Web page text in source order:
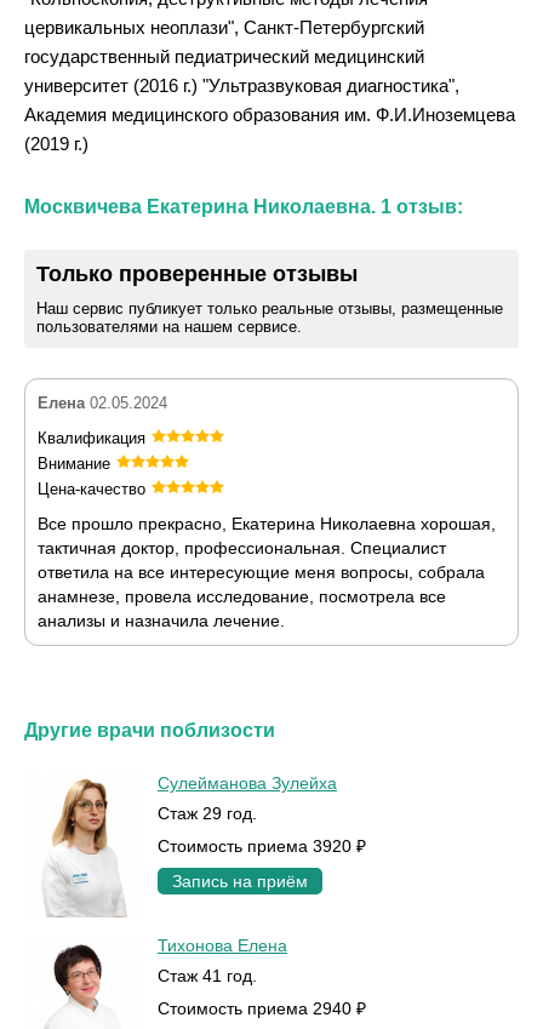
цервикальных неоплази", Санкт-Петербургский
государственный педиатрический медицинский
университет (2016 г.) "Ультразвуковая диагностика",
Академия медицинского образования им. Ф.И.Иноземцева
(2019 г.)
Москвичева Екатерина Николаевна. 1 отзыв:
Только проверенные отзывы
Наш сервис публикует только реальные отзывы, размещенные
пользователями на нашем сервисе.
Елена 02.05.2024
Квалификация
Внимание
Цена-качество
Все прошло прекрасно, Екатерина Николаевна хорошая,
тактичная доктор, профессиональная. Специалист
ответила на все интересующие меня вопросы, собрала
анамнезе, провела исследование, посмотрела все
анализы и назначила лечение.
Другие врачи поблизости
Сулейманова Зулейха
Стаж 29 год.
Стоимость приема 3920 ₽
Запись на приём
Тихонова Елена
Стаж 41 год.
Стоимость приема 2940 ₽